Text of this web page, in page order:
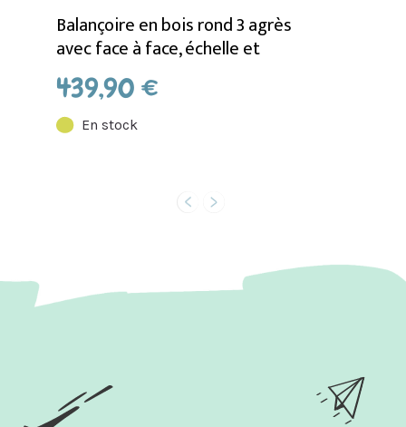
Balançoire en bois rond 3 agrès
avec face à face, échelle et
toboggan LAVANDE
439,90 €
En stock